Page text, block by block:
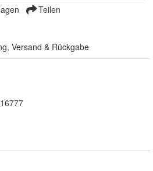
Teilen
Versand & Rückgabe